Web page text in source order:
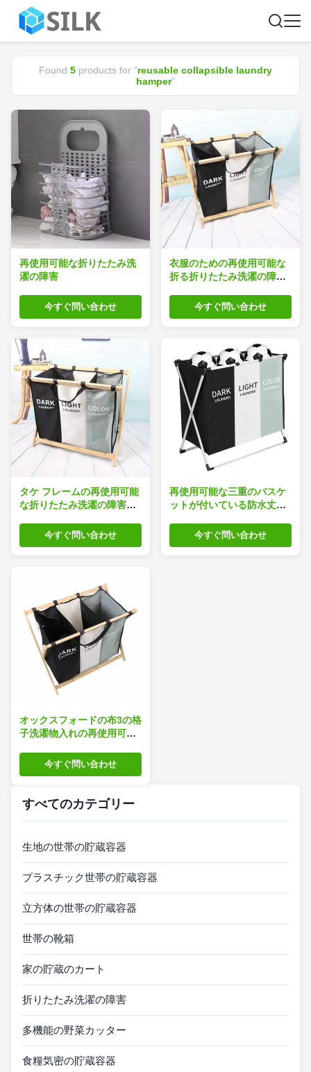
Found 5 products for "reusable collapsible laundry
hamper"
再使用可能な折りたたみ洗
濯の障害
今すぐ問い合わせ
衣服のための再使用可能な
折る折りたたみ洗濯の障害
今すぐ問い合わせ
タケ フレームの再使用可能
な折りたたみ洗濯の障害X
外し可能な布を形づける
今すぐ問い合わせ
再使用可能な三重のバスケ
ットが付いている防水丈夫
今すぐ問い合わせ
オックスフォードの布3の格
子洗濯物入れの再使用可能
2.05kgのスペース節約
今すぐ問い合わせ
すべてのカテゴリー
生地の世帯の貯蔵容器
プラスチック世帯の貯蔵容器
立方体の世帯の貯蔵容器
世帯の靴箱
家の貯蔵のカート
折りたたみ洗濯の障害
多機能の野菜カッター
食糧気密の貯蔵容器